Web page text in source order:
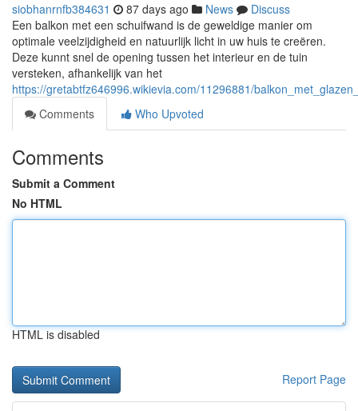
siobhanrnfb384631 87 days ago News
Discuss
Een balkon met een schuifwand is de geweldige manier om
optimale veelzijdigheid en natuurlijk licht in uw huis te creëren.
Deze kunnt snel de opening tussen het interieur en de tuin
versteken, afhankelijk van het
https://gretabtfz646996.wikievia.com/11296881/
Comments
Who Upvoted
Comments
Submit a Comment
No HTML
HTML is disabled
Report Page